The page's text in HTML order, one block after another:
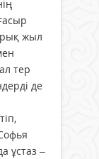
жыл
тер
де
ұстаз –